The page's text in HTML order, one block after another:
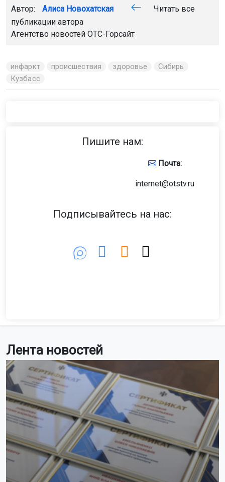
Лента новостей
Автор: Алиса Новохатская
Читать все
публикации автора
Агентство новостей ОТС-Горсайт
инфаркт происшествия здоровье
Сибирь
Кузбасс
Пишите нам:
Почта:
internet@otstv.ru
Подписывайтесь на нас: